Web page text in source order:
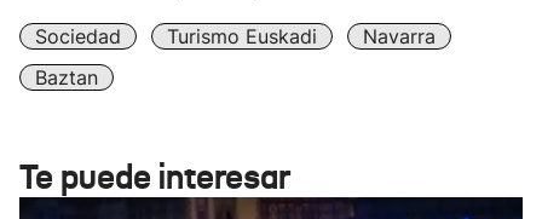
Sociedad Turismo Euskadi
Navarra
Baztan
Te puede interesar